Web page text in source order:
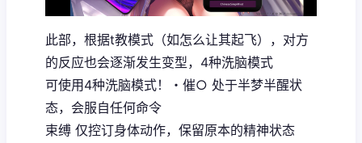
此部，根据t教模式（如怎么让其起飞），对方
的反应也会逐渐发生变型，4种洗脑模式
可使用4种洗脑模式！・催○ 处于半梦半醒状
态，会服自任何命令
束缚 仅控订身体动作，保留原本的精神状态